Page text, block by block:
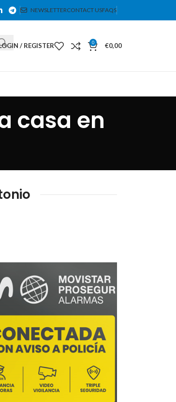
NEWSLETTERCONTACT USFAQS
/ REGISTER 0 €0,00
casa en